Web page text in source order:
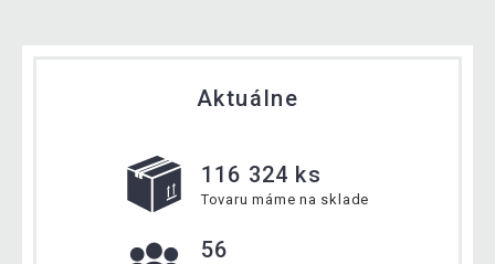
Aktuálne
116 324 ks
Tovaru máme na sklade
56